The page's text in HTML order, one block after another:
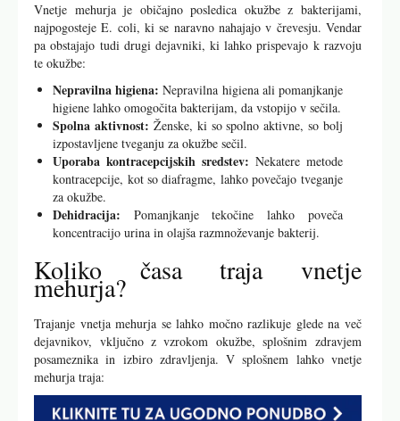
Vnetje mehurja je običajno posledica okužbe z bakterijami,
najpogosteje E. coli, ki se naravno nahajajo v črevesju. Vendar
pa obstajajo tudi drugi dejavniki, ki lahko prispevajo k razvoju
te okužbe:
Nepravilna higiena: Nepravilna higiena ali pomanjkanje
higiene lahko omogočita bakterijam, da vstopijo v sečila.
Spolna aktivnost: Ženske, ki so spolno aktivne, so bolj
izpostavljene tveganju za okužbe sečil.
Uporaba kontracepcijskih sredstev: Nekatere metode
kontracepcije, kot so diafragme, lahko povečajo tveganje
za okužbe.
Dehidracija: Pomanjkanje tekočine lahko poveča
koncentracijo urina in olajša razmnoževanje bakterij.
Koliko časa traja vnetje
mehurja?
Trajanje vnetja mehurja se lahko močno razlikuje glede na več
dejavnikov, vključno z vzrokom okužbe, splošnim zdravjem
posameznika in izbiro zdravljenja. V splošnem lahko vnetje
mehurja traja: